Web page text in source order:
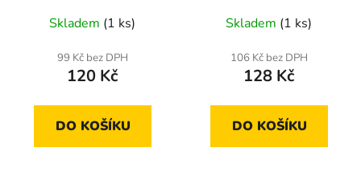
Skladem (1 ks)
99 Kč bez DPH
120 Kč
DO KOŠÍKU
Skladem (1 ks)
106 Kč bez DPH
128 Kč
DO KOŠÍKU